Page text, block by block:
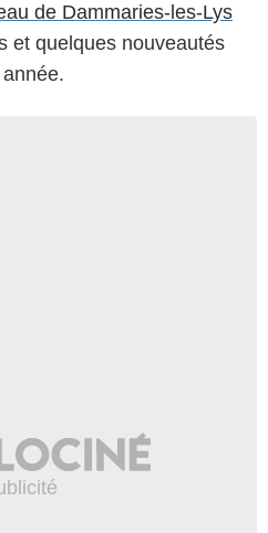
de Dammaries-les-Lys
et quelques nouveautés